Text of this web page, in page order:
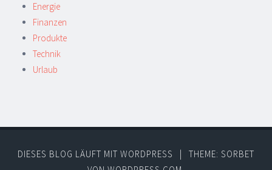
Energie
Finanzen
Produkte
Technik
Urlaub
DIESES BLOG LÄUFT MIT WORDPRESS
THEME: SORBET